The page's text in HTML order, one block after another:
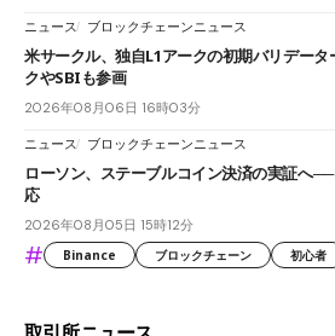
ニュース ブロックチェーンニュース
米サークル、独自L1アークの初期バリデー
クやSBIも参画
2026年08月06日 16時03分
ニュース ブロックチェーンニュース
ローソン、ステーブルコイン決済の実証へ
応
2026年08月05日 15時12分
# Binance ブロックチェーン 初心者